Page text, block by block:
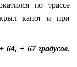
по трассе
капот и при
64, + 67 градусов,